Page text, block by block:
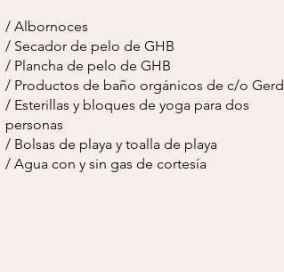
/ Albornoces
/ Secador de pelo de GHB
/ Plancha de pelo de GHB
/ Productos de baño orgánicos de c/o Gerd
/ Esterillas y bloques de yoga para dos
personas
/ Bolsas de playa y toalla de playa
/ Agua con y sin gas de cortesía